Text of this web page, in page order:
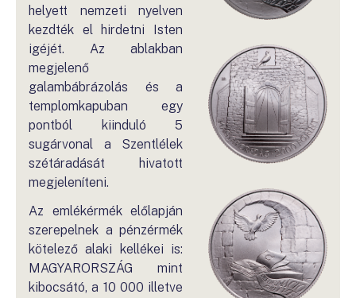
helyett nemzeti nyelven
kezdték el hirdetni Isten
igéjét. Az ablakban
megjelenő
galambábrázolás és a
templomkapuban egy
pontból kiinduló 5
sugárvonal a Szentlélek
szétáradását hivatott
megjeleníteni.
Az emlékérmék előlapján
szerepelnek a pénzérmék
kötelező alaki kellékei is:
MAGYARORSZÁG mint
kibocsátó, a 10 000 illetve